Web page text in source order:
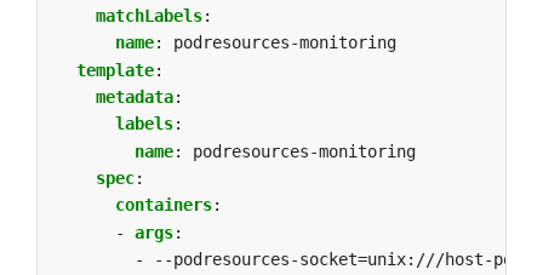
matchLabels:
name:
podresources-monitoring
template:
metadata:
labels:
name:
podresources-monitoring
spec:
containers:
- args:
- --podresources-socket=unix:///host-